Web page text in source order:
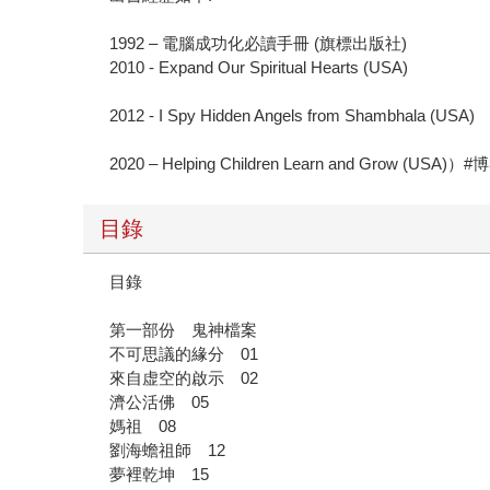
1992 – 電腦成功化必讀手冊 (旗標出版社)
2010 - Expand Our Spiritual Hearts (USA)
2012 - I Spy Hidden Angels from Shambhala (USA)
2020 – Helping Children Learn and Grow (USA)）#
目錄
目錄
第一部份 鬼神檔案
不可思議的緣分 01
來自虚空的啟示 02
濟公活佛 05
媽祖 08
劉海蟾祖師 12
夢裡乾坤 15